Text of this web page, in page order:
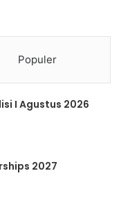
Populer
I Agustus 2026
2027